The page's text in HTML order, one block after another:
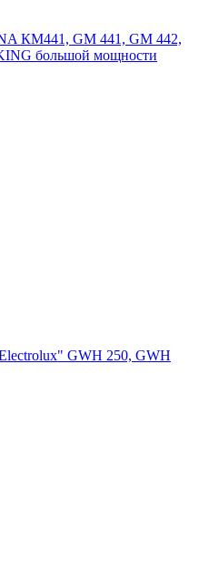
КМ441, GM 441, GM 442,
большой мощности
GWH 250, GWH